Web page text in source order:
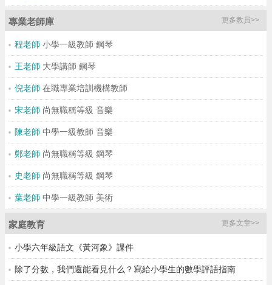
更多教員>>
專業老師庫
程老師 小學一級教師 鋼琴
王老師 大學講師 鋼琴
倪老師 在職專業培訓機構教師
宋老師 尚無職稱等級 音樂
陳老師 中學一級教師 音樂
鄭老師 尚無職稱等級 鋼琴
史老師 尚無職稱等級 鋼琴
葉老師 中學一級教師 美術
更多文章>>
家庭教育
小學六年級語文《黃河象》課件
除了分數，我們還能看見什么？寫給小學生的數學評語指南